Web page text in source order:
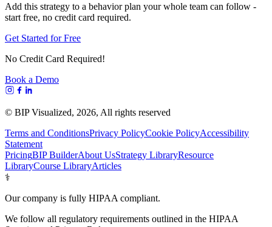
Add this strategy to a behavior plan your whole team can follow -
start free, no credit card required.
Get Started for Free
No Credit Card Required!
Book a Demo
© BIP Visualized, 2026, All rights reserved
Terms and ConditionsPrivacy PolicyCookie PolicyAccessibility
Statement
PricingBIP BuilderAbout UsStrategy LibraryResource
LibraryCourse LibraryArticles
⚕️
Our company is fully HIPAA compliant.
We follow all regulatory requirements outlined in the HIPAA